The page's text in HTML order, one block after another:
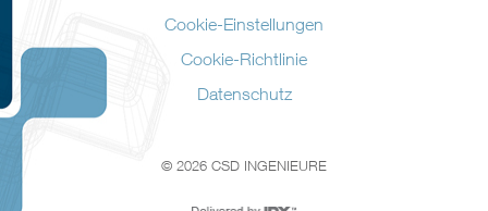
Cookie-Einstellungen
Cookie-Richtlinie
Datenschutz
© 2026 CSD INGENIEURE